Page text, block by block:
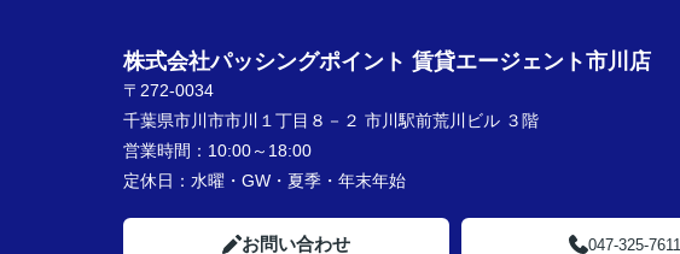
株式会社パッシングポイント 賃貸エージェント市川店
〒272-0034
千葉県市川市市川１丁目８－２ 市川駅前荒川ビル ３階
営業時間： 10:00～18:00
定休日： 水曜・GW・夏季・年末年始
お問い合わせ 047-325-7611